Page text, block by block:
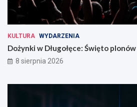
KULTURA WYDARZENIA
Dożynki w Długołęce: Święto
8 sierpnia 2026